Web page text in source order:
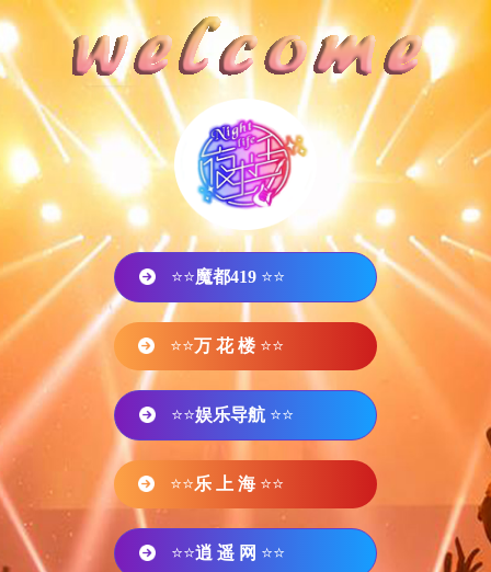
⭐⭐魔都419 ⭐⭐
⭐⭐万 花 楼 ⭐⭐
⭐⭐娱乐导航 ⭐⭐
⭐⭐乐 上 海 ⭐⭐
⭐⭐逍 遥 网 ⭐⭐